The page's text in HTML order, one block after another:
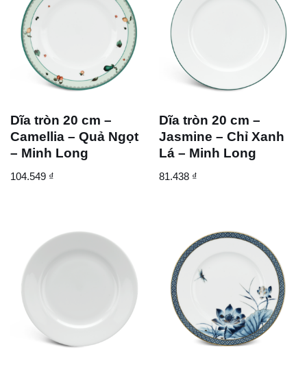
Dĩa tròn 20 cm –
Camellia – Quả Ngọt
– Minh Long
104.549 ₫
Dĩa tròn 20 cm –
Jasmine – Chỉ Xanh
Lá – Minh Long
81.438 ₫